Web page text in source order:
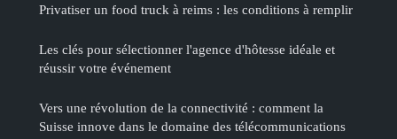
Privatiser un food truck à reims : les conditions à remplir
Les clés pour sélectionner l'agence d'hôtesse idéale et
réussir votre événement
Vers une révolution de la connectivité : comment la
Suisse innove dans le domaine des télécommunications